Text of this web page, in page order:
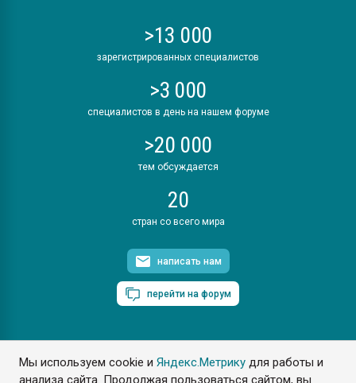
Мы используем cookie иЯндекс.Метрику для работы и
анализа сайта. Продолжая пользоваться сайтом, вы
>13 000
зарегистрированных специалистов
>3 000
специалистов в день на нашем форуме
>20 000
тем обсуждается
20
стран со всего мира
написать нам
перейти на форум
ПластЭксперт © 2006. Все права защищены
Разрешается копирование материалов сайта с обязательной